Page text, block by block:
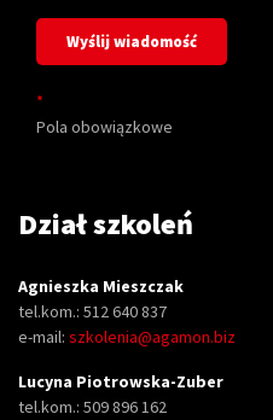
*
Pola obowiązkowe
Dział szkoleń
Agnieszka Mieszczak
tel.kom.: 512 640 837
e-mail: szkolenia@agamon.biz
Lucyna Piotrowska-Zuber
tel.kom.: 509 896 162